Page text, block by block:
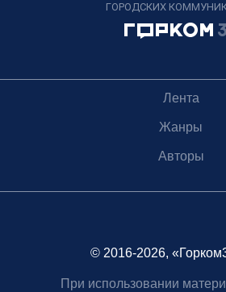
ГОРОДСКИХ
Лента
Жанры
Авторы
© 2016-2026,
При использовании